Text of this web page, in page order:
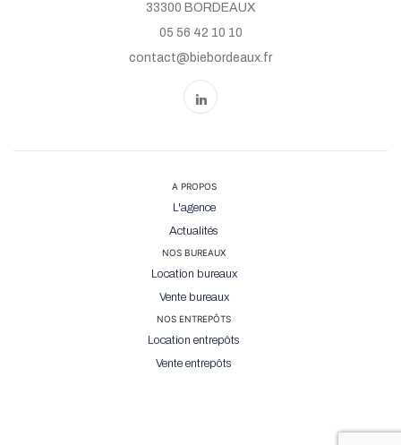
33300 BORDEAUX
05 56 42 10 10
contact@biebordeaux.fr
A PROPOS
L'agence
Actualités
NOS BUREAUX
Location bureaux
Vente bureaux
NOS ENTREPÔTS
Location entrepôts
Vente entrepôts